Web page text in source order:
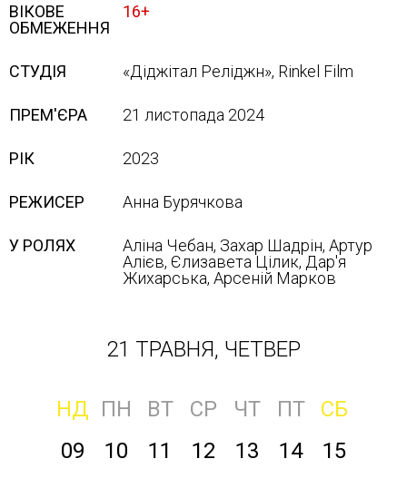
ВІКОВЕ
ОБМЕЖЕННЯ
16+
СТУДІЯ «Діджітал Реліджн», Rinkel Film
ПРЕМ'ЄРА 21 листопада 2024
РІК 2023
РЕЖИСЕР Анна Бурячкова
У РОЛЯХ
Аліна Чебан, Захар Шадрін, Артур
Алієв, Єлизавета Цілик, Дар'я
Жихарська, Арсеній Марков
21 ТРАВНЯ, ЧЕТВЕР
НД ПН ВТ СР ЧТ ПТ
СБ
09
10 11 12 13 14 15